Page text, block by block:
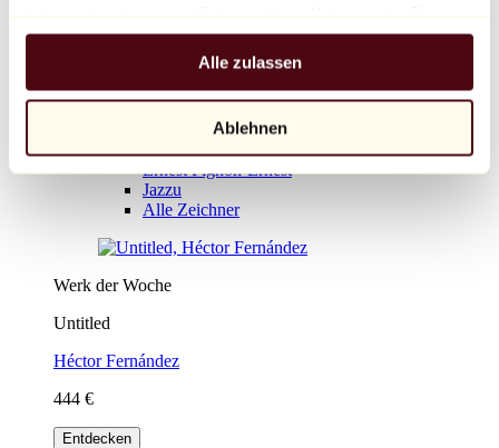
gesammelt haben.
Alle zulassen
Ablehnen
Tinte
Holzkohle
Trends
Valérie Hadida
Hom Nguyen
Ernest Pignon-Ernest
Jazzu
Alle Zeichner
Werk der Woche
Untitled
Héctor Fernández
444 €
Entdecken